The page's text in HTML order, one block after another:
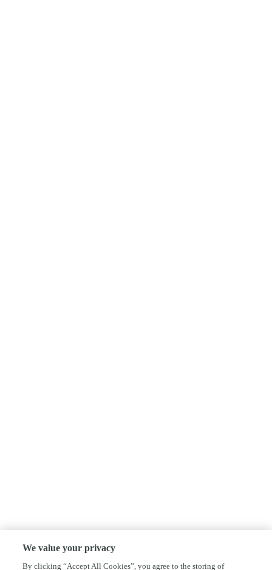
We value your privacy
By clicking “Accept All Cookies”, you agree to the storing of